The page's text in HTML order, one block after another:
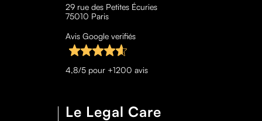
29 rue des Petites Écuries
75010 Paris
Avis Google verifiés
4,8/5 pour +1200 avis
Le Legal Care